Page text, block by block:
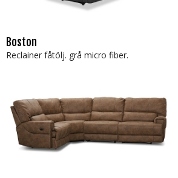
Boston
Reclainer fåtölj. grå micro fiber.